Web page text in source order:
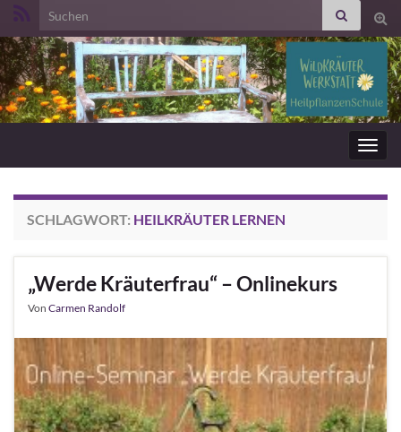
Search for:
SCHLAGWORT: HEILKRÄUTER LERNEN
„Werde Kräuterfrau“ – Onlinekurs
Von Carmen Randolf